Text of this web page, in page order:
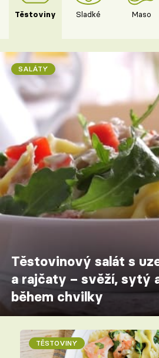
Těstoviny Sladké Maso
SALÁTY
Těstovinový salát s
a rajčaty – svěží, sytý
během chvilky
TĚSTOVINY